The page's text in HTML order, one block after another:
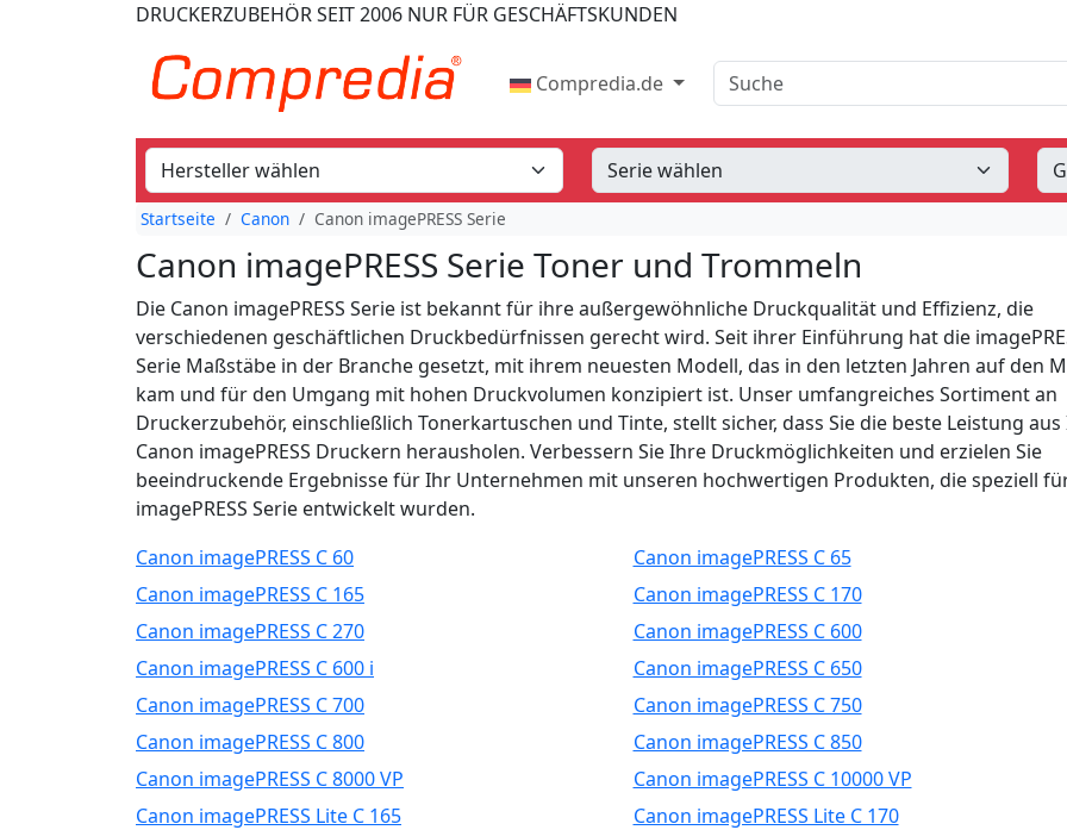
DRUCKERZUBEHÖRSEIT 2006 NUR FÜR GESCHÄFTSKUNDEN
Compredia.de Suche
Startseite Canon Canon imagePRESS Serie
Canon imagePRESS Serie Toner und Trommeln
Die Canon imagePRESS Serie ist bekannt für ihre außergewöhnliche Druckqualität und Effizienz, die
verschiedenen geschäftlichen Druckbedürfnissen gerecht wird. Seit ihrer Einführung hat die
Serie Maßstäbe in der Branche gesetzt, mit ihrem neuesten Modell, das in den letzten Jahren auf den
kam und für den Umgang mit hohen Druckvolumen konzipiert ist. Unser umfangreiches Sortiment an
Druckerzubehör, einschließlich Tonerkartuschen und Tinte, stellt sicher, dass Sie die beste Leistung
Canon imagePRESS Druckern herausholen. Verbessern Sie Ihre Druckmöglichkeiten und erzielen Sie
beeindruckende Ergebnisse für Ihr Unternehmen mit unseren hochwertigen Produkten, die speziell
imagePRESS Serie entwickelt wurden.
Canon imagePRESS C 60
Canon imagePRESS C 65
Canon imagePRESS C 165
Canon imagePRESS C 170
Canon imagePRESS C 270
Canon imagePRESS C 600
Canon imagePRESS C 600 i
Canon imagePRESS C 650
Canon imagePRESS C 700
Canon imagePRESS C 750
Canon imagePRESS C 800
Canon imagePRESS C 850
Canon imagePRESS C 8000 VP
Canon imagePRESS C 10000 VP
Canon imagePRESS Lite C 165
Canon imagePRESS Lite C 170